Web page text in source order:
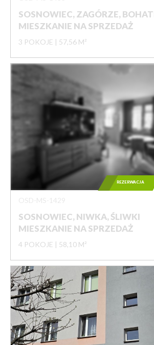
SOSNOWIEC, ZAGÓRZE,
MIESZKANIE NA SPRZEDAŻ
3 POKOJE 57,56 M²
SOSNOWIEC, NIWKA, ŚLIWKI
MIESZKANIE NA SPRZEDAŻ
4 POKOJE 58,10 M²
REZERWACJA